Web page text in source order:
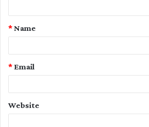
Name
*
Email
*
Website